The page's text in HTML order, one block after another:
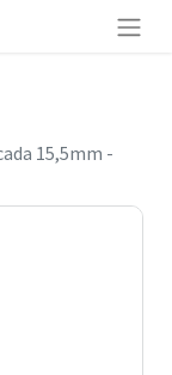
15,5mm -